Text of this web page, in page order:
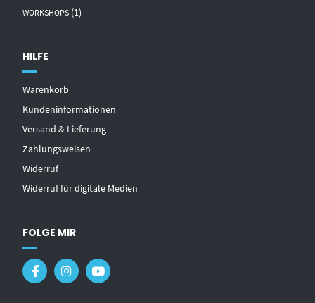
WORKSHOPS (1)
HILFE
Warenkorb
Kundeninformationen
Versand & Lieferung
Zahlungsweisen
Widerruf
Widerruf für digitale Medien
FOLGE MIR